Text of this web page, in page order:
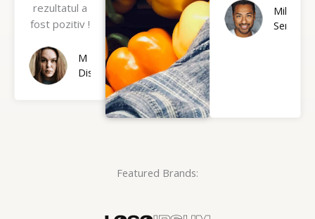
rezultatul a
fost pozitiv !
M
Disca
Mike
Sendler
Featured Brands: